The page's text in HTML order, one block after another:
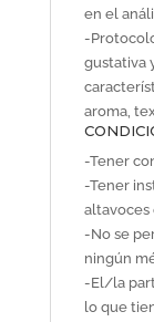
en el
-
gustativa
aroma,
-Tener
-Tener
altavoces
-No se
ningún
-El/la
lo que